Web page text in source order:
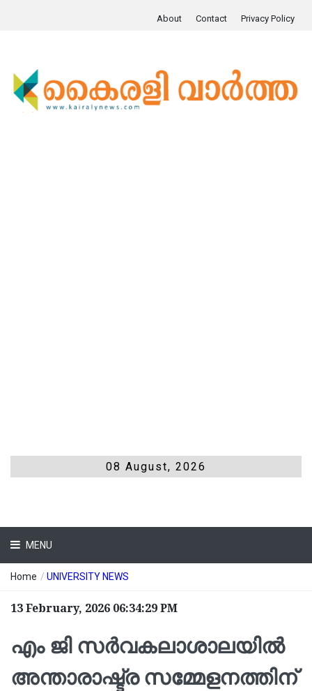
About Contact Privacy Policy
08 August, 2026
MENU
Home / UNIVERSITY NEWS
13 February, 2026 06:34:29 PM
എം ജി സർവകലാശാലയിൽ
അന്താരാഷ്ട്ര സമ്മേളനത്തിന്